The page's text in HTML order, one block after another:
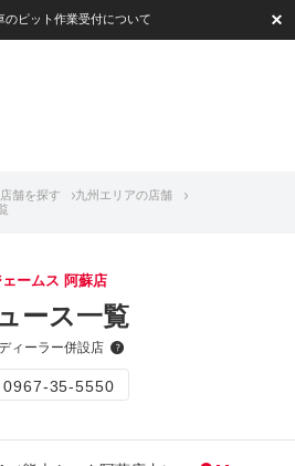
のピット作業受付について
店舗を探す
九州エリアの店舗
ェームス 阿蘇店
ース一覧
ィーラー併設店
0967-35-5550